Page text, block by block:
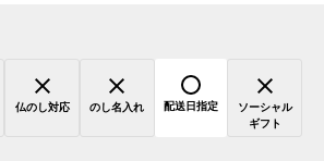
仏のし対応 のし名入れ 配送日指定
ソーシャル
ギフト